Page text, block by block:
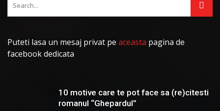
Puteti lasa un mesaj privat pe aceasta pagina de
facebook dedicata
10 motive care te pot face sa (re)citesti
romanul “Ghepardul”